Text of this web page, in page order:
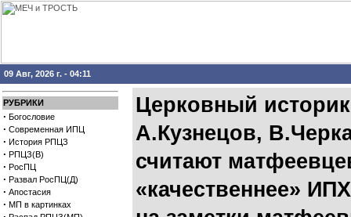
09 Авг, 2026 г. - 04:11
РУБРИКИ
· Богословие
· Современная ИПЦ
· История РПЦЗ
· РПЦЗ(В)
· РосПЦ
· Развал РосПЦ(Д)
· Апостасия
· МП в картинках
Церковный
А.Кузнецов,
считают
«качественнее»